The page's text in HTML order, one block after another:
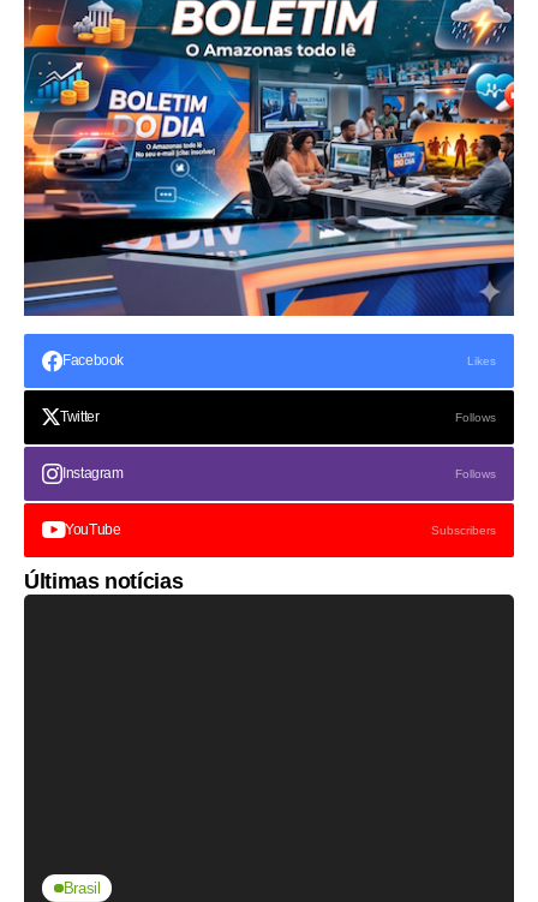
Facebook Likes
Twitter Follows
Instagram Follows
YouTube Subscribers
Últimas notícias
Brasil